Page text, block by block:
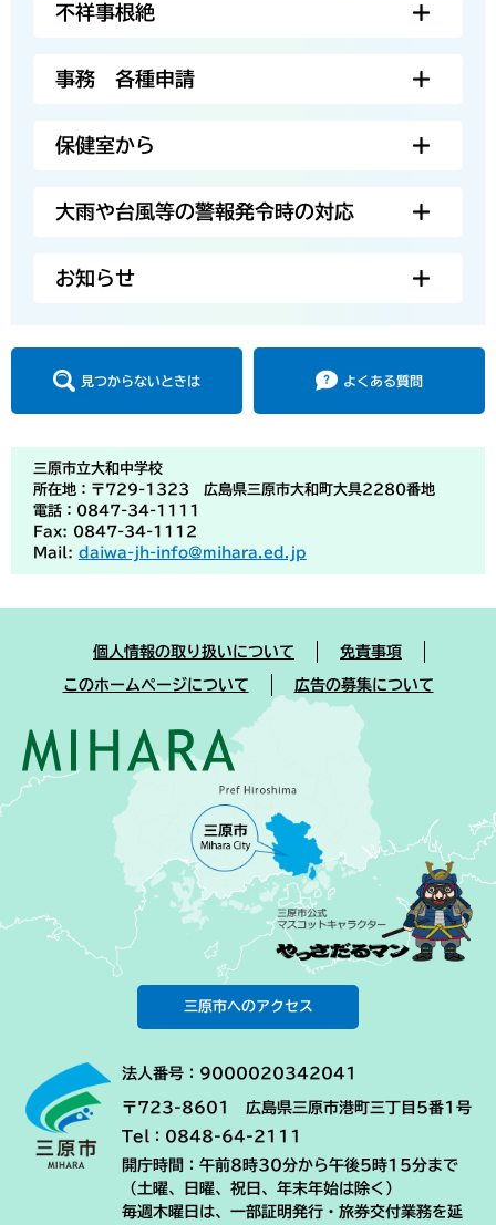
不祥事根絶
事務 各種申請
保健室から
大雨や台風等の警報発令時の対応
お知らせ
見つからないときは よくある質問
三原市立大和中学校
所在地：〒729-1323 広島県三原市大和町大具2280番地
電話：0847-34-1111
Fax: 0847-34-1112
Mail: daiwa-jh-info@mihara.ed.jp
個人情報の取り扱いについて 免責事項
このホームページについて 広告の募集について
三原市へのアクセス
法人番号：9000020342041
〒723-8601 広島県三原市港町三丁目5番1号
Tel：0848-64-2111
開庁時間：午前8時30分から午後5時15分まで
（土曜、日曜、祝日、年末年始は除く）
毎週木曜日は、一部証明発行・旅券交付業務を延